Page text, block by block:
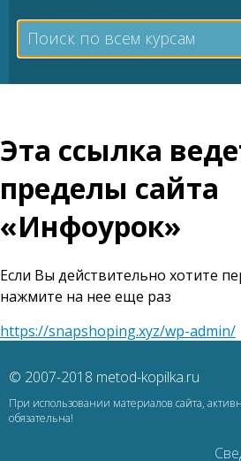
Эта ссылка
пределы сайта
«Инфоурок»
Если Вы действительно хотите
нажмите на нее еще раз
https://snapshoping.xyz/wp-admin/
© 2007-2018 metod-kopilka.ru
При использовании материалов сайта,
обязательна!